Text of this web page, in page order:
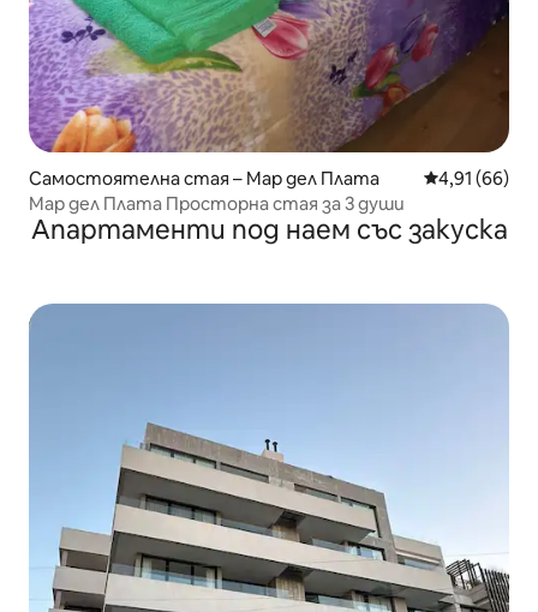
Самостоятелна стая – Мар дел Плата Средна
4,91 (66)
Мар дел Плата Просторна стая за 3 души
Апартаменти под наем със закуска